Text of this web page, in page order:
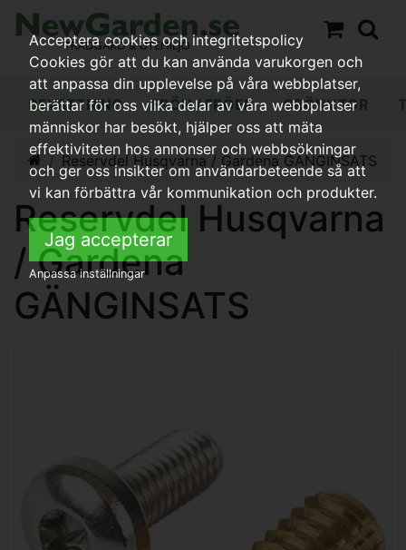
BEVATTNING FRÖN / FRÖER GRÖNYTOR
Reservdel Husqvarna / Gardena GÄNGINSATS
Reservdel Husqvarna
/ Gardena
GÄNGINSATS
Acceptera cookies och integritetspolicy
Cookies gör att du kan använda varukorgen och
att anpassa din upplevelse på våra webbplatser,
berättar för oss vilka delar av våra webbplatser
människor har besökt, hjälper oss att mäta
effektiviteten hos annonser och webbsökningar
och ger oss insikter om användarbeteende så att
vi kan förbättra vår kommunikation och produkter.
Jag accepterar
Anpassa inställningar